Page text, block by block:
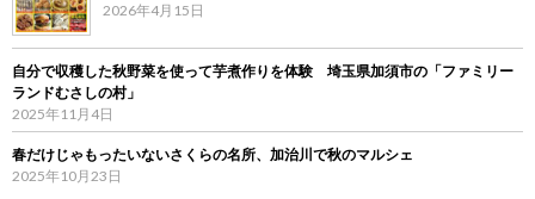
2026年4月15日
自分で収穫した秋野菜を使って芋煮作りを体験 埼玉県加須市の「ファミリー
ランドむさしの村」
2025年11月4日
春だけじゃもったいないさくらの名所、加治川で秋のマルシェ
2025年10月23日